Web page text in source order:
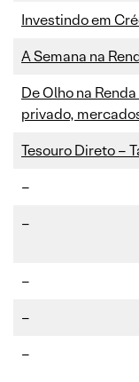
Investindo em
A Semana na
De Olho na
privado,
Tesouro Direto –
–
–
–
–
–